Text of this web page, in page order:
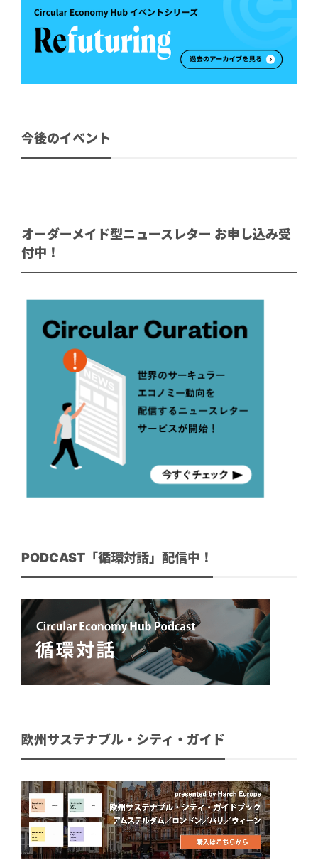
今後のイベント
オーダーメイド型ニュースレター お申し込み受
付中！
PODCAST「循環対話」配信中！
欧州サステナブル・シティ・ガイド